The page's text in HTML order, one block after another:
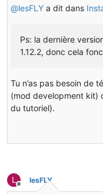
@lesFLY a dit dans
Ps: la dernière
1.12.2, donc cela
Tu n’as pas besoin de
(mod development kit)
du tutoriel).
L
Hors-ligne
lesFLY